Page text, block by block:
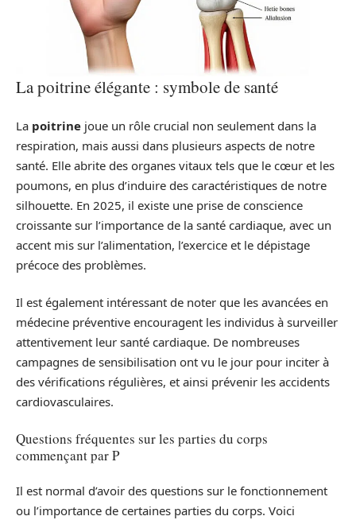
La poitrine élégante : symbole de santé
La poitrine joue un rôle crucial non seulement dans la
respiration, mais aussi dans plusieurs aspects de notre
santé. Elle abrite des organes vitaux tels que le cœur et les
poumons, en plus d’induire des caractéristiques de notre
silhouette. En 2025, il existe une prise de conscience
croissante sur l’importance de la santé cardiaque, avec un
accent mis sur l’alimentation, l’exercice et le dépistage
précoce des problèmes.
Il est également intéressant de noter que les avancées en
médecine préventive encouragent les individus à surveiller
attentivement leur santé cardiaque. De nombreuses
campagnes de sensibilisation ont vu le jour pour inciter à
des vérifications régulières, et ainsi prévenir les accidents
cardiovasculaires.
Questions fréquentes sur les parties du corps
commençant par P
Il est normal d’avoir des questions sur le fonctionnement
ou l’importance de certaines parties du corps. Voici